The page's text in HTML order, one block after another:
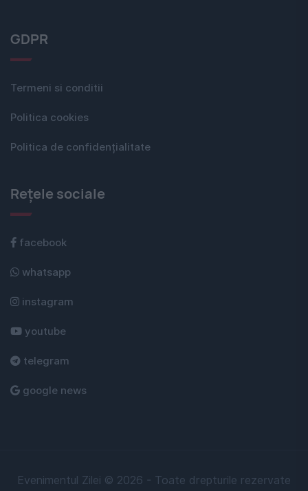
GDPR
Termeni si conditii
Politica cookies
Politica de confidențialitate
Rețele sociale
facebook
whatsapp
instagram
youtube
telegram
google news
Evenimentul Zilei © 2026 - Toate drepturile rezervate